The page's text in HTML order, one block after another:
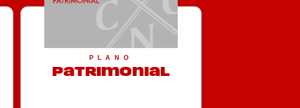
PLANO
Patrimonial